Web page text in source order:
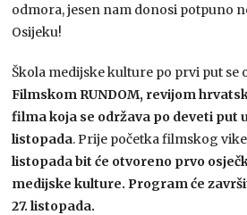
odmora, jesen nam donosi potpuno
Osijeku!
Škola medijske kulture po prvi put
Filmskom RUNDOM, revijom
filma koja se održava po deveti put u
listopada. Prije početka filmskog
listopada bit će otvoreno prvo
medijske kulture. Program će
27. listopada.